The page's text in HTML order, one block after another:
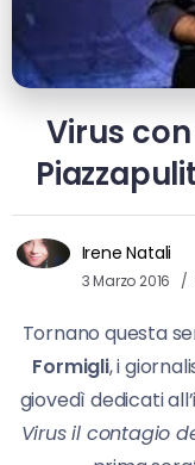
Virus
Irene Natali
3 Marzo 2016
Tornano questa
Formigli, i
giovedì dedicati
Virus il contagio